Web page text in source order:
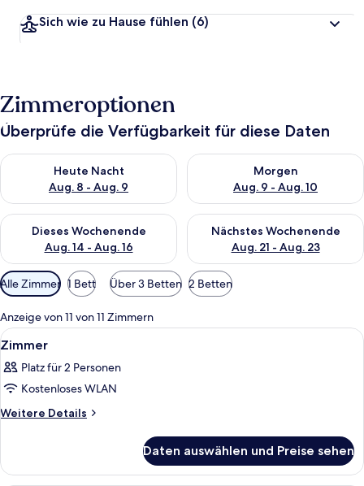
Sich wie zu Hause fühlen (6)
Zimmeroptionen
Überprüfe die Verfügbarkeit für diese Daten
Heute Nacht
Aug. 8 - Aug. 9
Überprüfe die Verfügbarkeit für heute Nacht, Aug. 8 - Aug. 9.
Morgen
Aug. 9 - Aug. 10
Überprüfe die Verfügbarkeit
Dieses Wochenende
Aug. 14 - Aug. 16
Überprüfe die Verfügbarkeit für dieses Wochenende, Aug. 14
Nächstes Wochenende
Aug. 21 - Aug. 23
Überprüfe die Verfügbarkeit
Verfügbare
Filter
für
Zimmer
Alle Zimmer 1 Bett Über 3 Betten 2 Betten
Anzeige von 11 von 11 Zimmern
Alle
Fotos
für
Zimmer
anzeigen
Ein Doppelbett aus Holz mit weißen
5
Zimmer
Platz für 2 Personen
Kostenloses WLAN
Weitere Details
Weitere
Daten auswählen und Preise sehen